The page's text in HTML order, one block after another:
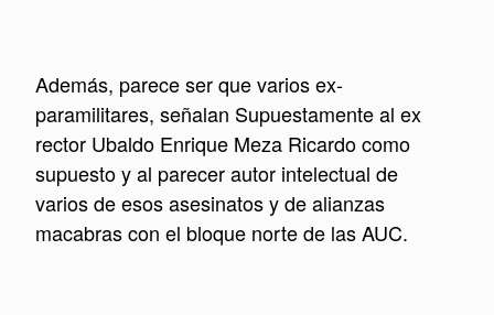
Además, parece ser que varios ex-
paramilitares, señalan Supuestamente al ex
rector Ubaldo Enrique Meza Ricardo como
supuesto y al parecer autor intelectual de
varios de esos asesinatos y de alianzas
macabras con el bloque norte de las AUC.